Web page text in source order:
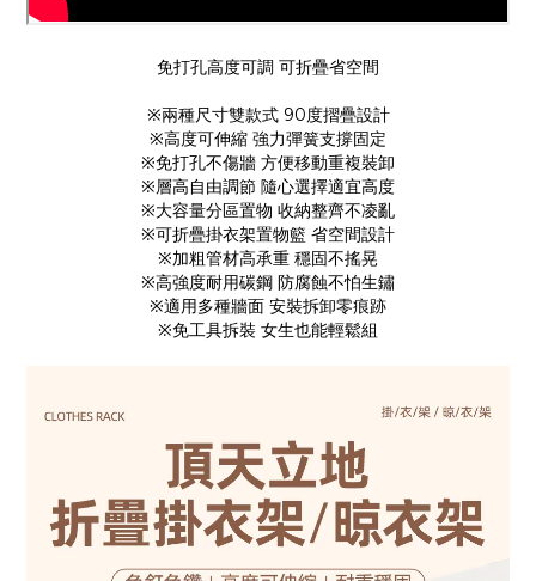
免打孔高度可調 可折疊省空間
※兩種尺寸雙款式 90度摺疊設計
※高度可伸縮 強力彈簧支撐固定
※免打孔不傷牆 方便移動重複裝卸
※層高自由調節 隨心選擇適宜高度
※大容量分區置物 收納整齊不凌亂
※可折疊掛衣架置物籃 省空間設計
※加粗管材高承重 穩固不搖晃
※高強度耐用碳鋼 防腐蝕不怕生鏽
※適用多種牆面 安裝拆卸零痕跡
※免工具拆裝 女生也能輕鬆組